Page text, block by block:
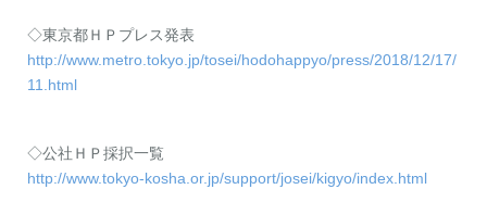
◇東京都ＨＰプレス発表
http://www.metro.tokyo.jp/tosei/hodohappyo/press/2018/12/17/
11.html
◇公社ＨＰ採択一覧
http://www.tokyo-kosha.or.jp/support/josei/kigyo/index.html